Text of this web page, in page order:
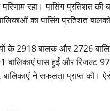
रहा। पासिंग प्रतिशत
का पासिंग प्रतिशत
के 2918 बालक और 2726
पास हुईं और रिजल्ट
ने सफलता प्राप्त की।